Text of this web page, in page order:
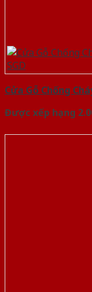
Cửa Gỗ Chống
Được xếp hạng